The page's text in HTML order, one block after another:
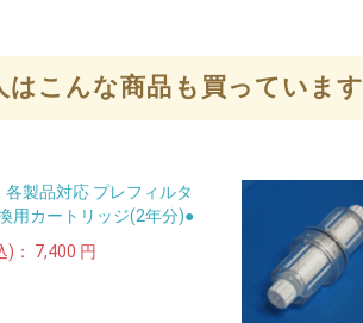
こんな商品も買っています
各製品対応 プレフィルタ
用カートリッジ(2年分)●
：
7,400 円